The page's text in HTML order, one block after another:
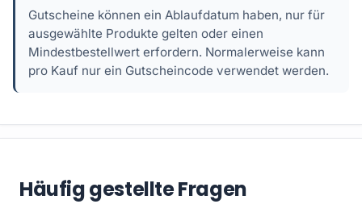
Gutscheine können ein Ablaufdatum haben, nur für
ausgewählte Produkte gelten oder einen
Mindestbestellwert erfordern. Normalerweise kann
pro Kauf nur ein Gutscheincode verwendet werden.
Häufig gestellte Fragen